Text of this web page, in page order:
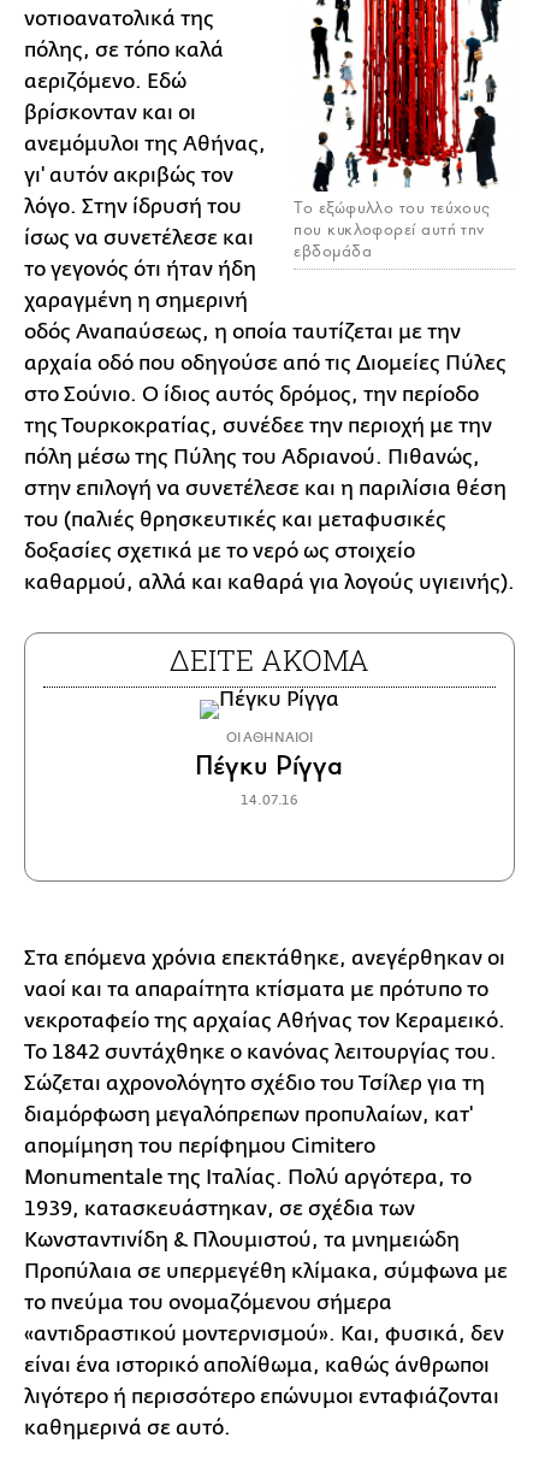
To εξώφυλλο του τεύχους
που κυκλοφορεί αυτή την
εβδομάδα
νοτιοανατολικά της
πόλης, σε τόπο καλά
αεριζόμενο. Εδώ
βρίσκονταν και οι
ανεμόμυλοι της Αθήνας,
γι' αυτόν ακριβώς τον
λόγο. Στην ίδρυσή του
ίσως να συνετέλεσε και
το γεγονός ότι ήταν ήδη
χαραγμένη η σημερινή
οδός Αναπαύσεως, η οποία ταυτίζεται με την
αρχαία οδό που οδηγούσε από τις Διομείες Πύλες
στο Σούνιο. Ο ίδιος αυτός δρόμος, την περίοδο
της Τουρκοκρατίας, συνέδεε την περιοχή με την
πόλη μέσω της Πύλης του Αδριανού. Πιθανώς,
στην επιλογή να συνετέλεσε και η παριλίσια θέση
του (παλιές θρησκευτικές και μεταφυσικές
δοξασίες σχετικά με το νερό ως στοιχείο
καθαρμού, αλλά και καθαρά για λογούς υγιεινής).
ΔΕΙΤΕ ΑΚΟΜΑ
ΟΙ ΑΘΗΝΑΙΟΙ
Πέγκυ Ρίγγα
14.07.16
Στα επόμενα χρόνια επεκτάθηκε, ανεγέρθηκαν οι
ναοί και τα απαραίτητα κτίσματα με πρότυπο το
νεκροταφείο της αρχαίας Αθήνας τον Κεραμεικό.
Το 1842 συντάχθηκε ο κανόνας λειτουργίας του.
Σώζεται αχρονολόγητο σχέδιο του Τσίλερ για τη
διαμόρφωση μεγαλόπρεπων προπυλαίων, κατ'
απομίμηση του περίφημου Cimitero
Monumentale της Ιταλίας. Πολύ αργότερα, το
1939, κατασκευάστηκαν, σε σχέδια των
Κωνσταντινίδη & Πλουμιστού, τα μνημειώδη
Προπύλαια σε υπερμεγέθη κλίμακα, σύμφωνα με
το πνεύμα του ονομαζόμενου σήμερα
«αντιδραστικού μοντερνισμού». Και, φυσικά, δεν
είναι ένα ιστορικό απολίθωμα, καθώς άνθρωποι
λιγότερο ή περισσότερο επώνυμοι ενταφιάζονται
καθημερινά σε αυτό.